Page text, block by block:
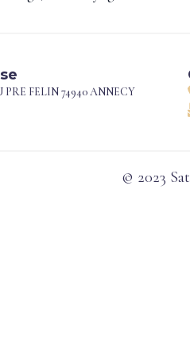
PRE FELIN 74940 ANNECY
© 2023